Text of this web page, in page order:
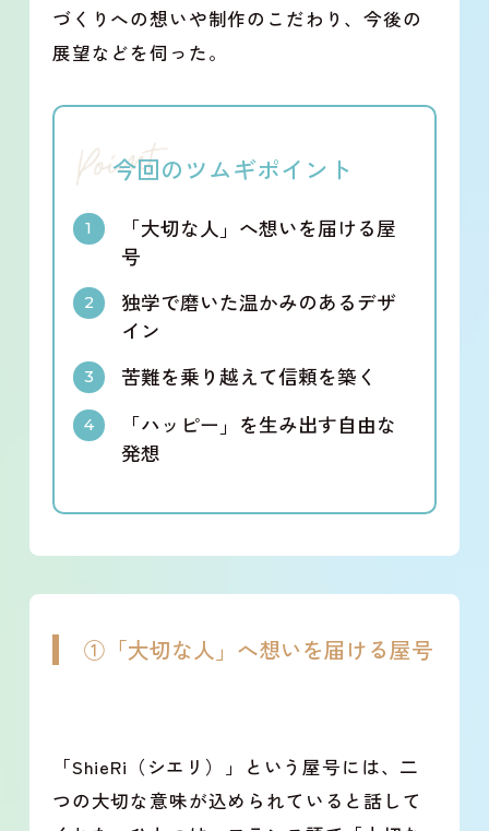
づくりへの想いや制作のこだわり、今後の
展望などを伺った。
今回のツムギポイント
「大切な人」へ想いを届ける屋
号
独学で磨いた温かみのあるデザ
イン
苦難を乗り越えて信頼を築く
「ハッピー」を生み出す自由な
発想
①「大切な人」へ想いを届ける屋号
「ShieRi（シエリ）」という屋号には、二
つの大切な意味が込められていると話して